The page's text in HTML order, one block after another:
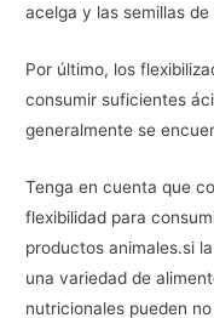
acelga y las semillas de
Por último, los
consumir suficientes
generalmente se
Tenga en cuenta que
flexibilidad para
productos animales.si
una variedad de
nutricionales pueden